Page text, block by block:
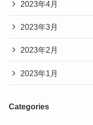
2023年4月
2023年3月
2023年2月
2023年1月
Categories